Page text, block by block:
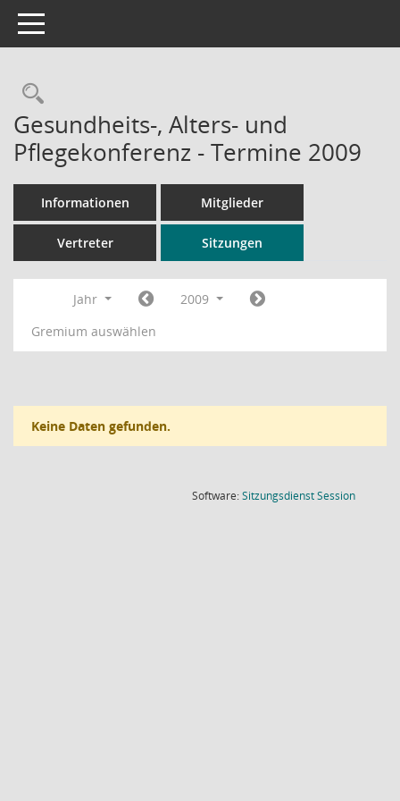
Toggle navigation
Rechercheauswahl
Gesundheits-, Alters- und
Pflegekonferenz - Termine 2009
Informationen Mitglieder
Vertreter Sitzungen
Jahr
2009
Gremium auswählen
Keine Daten gefunden.
Software:SitzungsdienstSession(Wird in